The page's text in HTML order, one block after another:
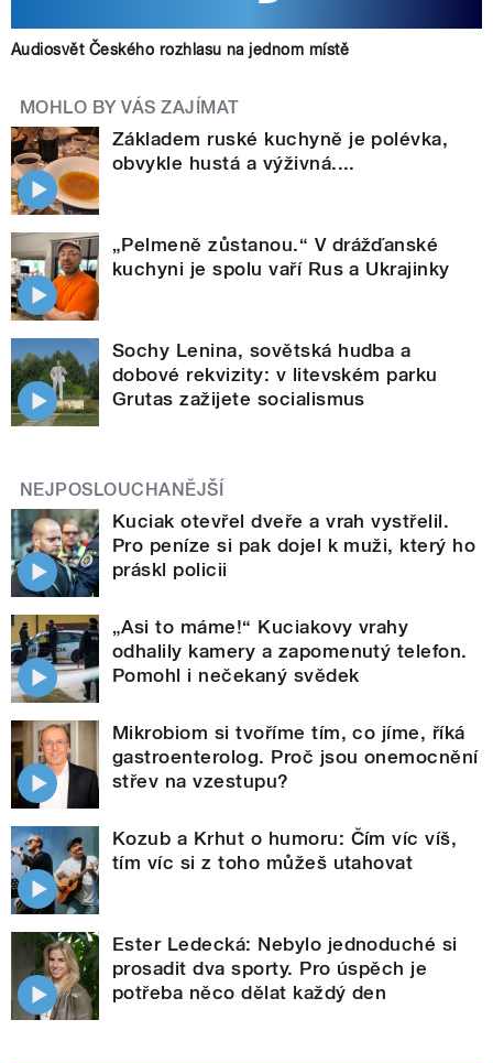
Audiosvět Českého rozhlasu na jednom místě
MOHLO BY VÁS ZAJÍMAT
Základem ruské kuchyně je polévka,
obvykle hustá a výživná....
„Pelmeně zůstanou.“ V drážďanské
kuchyni je spolu vaří Rus a Ukrajinky
Sochy Lenina, sovětská hudba a
dobové rekvizity: v litevském parku
Grutas zažijete socialismus
NEJPOSLOUCHANĚJŠÍ
Kuciak otevřel dveře a vrah vystřelil.
Pro peníze si pak dojel k muži, který ho
práskl policii
„Asi to máme!“ Kuciakovy vrahy
odhalily kamery a zapomenutý telefon.
Pomohl i nečekaný svědek
Mikrobiom si tvoříme tím, co jíme, říká
gastroenterolog. Proč jsou onemocnění
střev na vzestupu?
Kozub a Krhut o humoru: Čím víc víš,
tím víc si z toho můžeš utahovat
Ester Ledecká: Nebylo jednoduché si
prosadit dva sporty. Pro úspěch je
potřeba něco dělat každý den